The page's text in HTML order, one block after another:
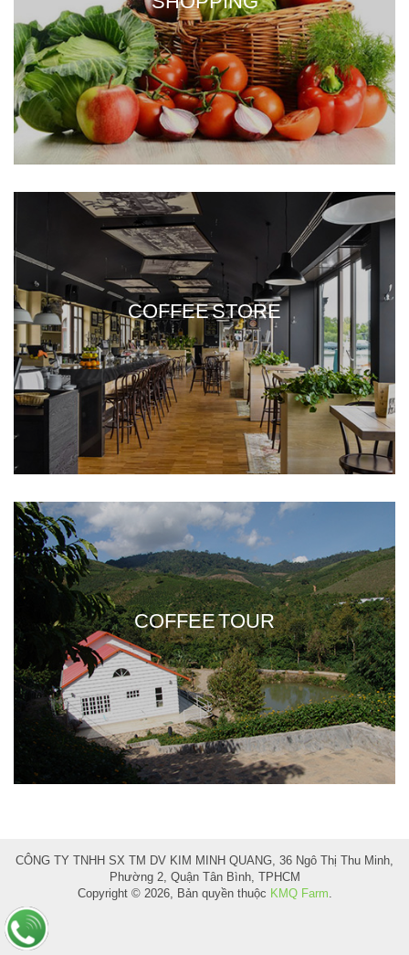
COFFEE STORE
COFFEE TOUR
CÔNG TY TNHH SX TM DV KIM MINH QUANG, 36 Ngô Thị Thu Minh,
Phường 2, Quận Tân Bình, TPHCM
Copyright © 2026, Bản quyền thuộc KMQ Farm.